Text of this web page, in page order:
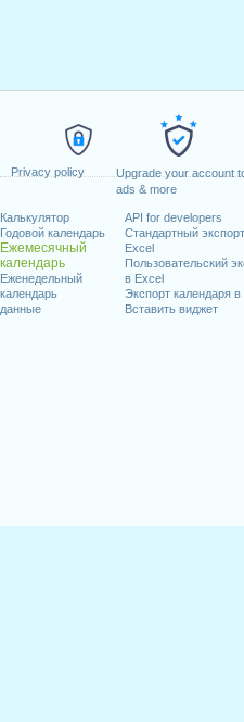
Privacy policy
Upgrade your account
ads & more
Калькулятор
Годовой календарь
Ежемесячный
календарь
Еженедельный
календарь
данные
API for developers
Стандартный
Excel
Пользовательский
в Excel
Экспорт календаря в
Вставить виджет